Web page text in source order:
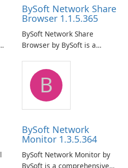
BySoft Network Share
Browser 1.1.5.365
BySoft Network Share
Browser by BySoft is a
application that allows users
to easily browse and manage
shared folders on their
network.
B
BySoft Network
Monitor 1.3.5.364
BySoft Network Monitor by
BySoft is a comprehensive